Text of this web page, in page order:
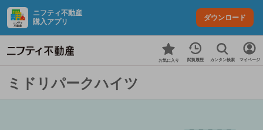
ニフティ不動産
購入アプリ
ダウンロード
お気に入り 閲覧履歴 カンタン検索 マイページ
ミドリパークハイツ